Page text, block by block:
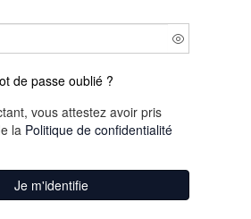
de passe oublié ?
vous attestez avoir pris
la Politique de confidentialité
Je m'identifie